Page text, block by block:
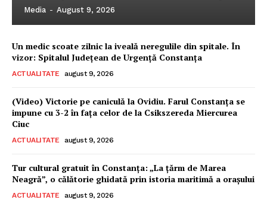
Media - August 9, 2026
Un medic scoate zilnic la iveală neregulile din spitale. În
vizor: Spitalul Județean de Urgență Constanța
ACTUALITATE august 9, 2026
(Video) Victorie pe caniculă la Ovidiu. Farul Constanța se
impune cu 3-2 în fața celor de la Csikszereda Miercurea
Ciuc
ACTUALITATE august 9, 2026
Tur cultural gratuit în Constanța: „La țărm de Marea
Neagră”, o călătorie ghidată prin istoria maritimă a orașului
ACTUALITATE august 9, 2026